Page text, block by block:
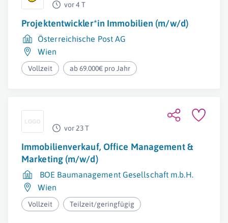
vor 4 T
Projektentwickler*in Immobilien (m/w/d)
Österreichische Post AG
Wien
Vollzeit ab 69.000€ pro Jahr
vor 23 T
Immobilienverkauf, Office Management &
Marketing (m/w/d)
BOE Baumanagement Gesellschaft m.b.H.
Wien
Vollzeit Teilzeit/geringfügig